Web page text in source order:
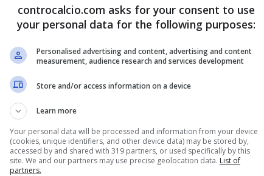
pure la gestione nella passata annata
a non convincere a pieno, anzi. Si tratta di un
ritengono che sia necessario ormai
a competere a livelli molto elevati.
stagione ce ne passa. Ricordiamo, infatti, che
controcalcio.com asks for your consent to use
your personal data for the following purposes:
Personalised advertising and content, advertising and content
measurement, audience research and services development
Store and/or access information on a device
Learn more
Your personal data will be processed and information from your device
(cookies, unique identifiers, and other device data) may be stored by,
accessed by and shared with 319 partners, or used specifically by this
site. We and our partners may use precise geolocation data. List of
partners.